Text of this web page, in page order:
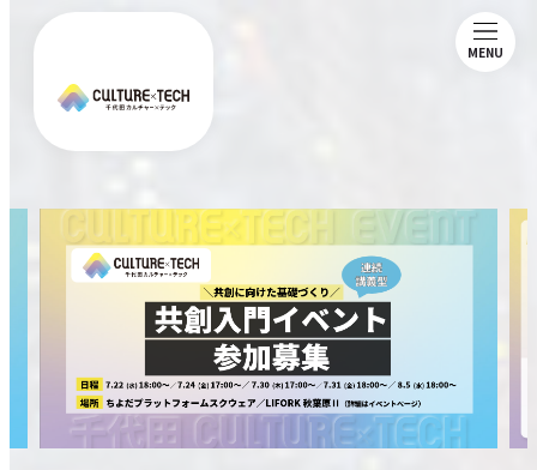
MENU
NEWS
MAGAZINE
MEMBERSHIP